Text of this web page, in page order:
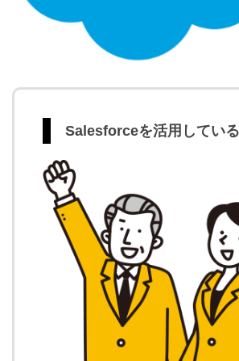
Salesforceを活用してい